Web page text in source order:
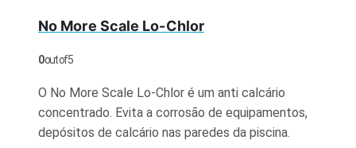
No More Scale Lo-Chlor
0out of 5
O No More Scale Lo-Chlor é um anti calcário
concentrado. Evita a corrosão de equipamentos,
depósitos de calcário nas paredes da piscina.